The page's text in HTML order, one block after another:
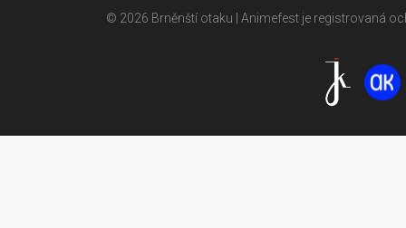
© 2026 Brněnští otaku | Animefest je registrovaná